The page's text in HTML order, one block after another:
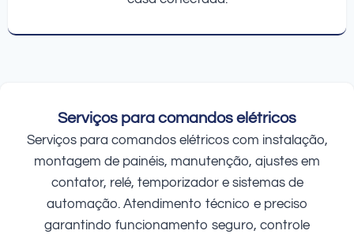
Serviços para comandos elétricos
Serviços para comandos elétricos com instalação,
montagem de painéis, manutenção, ajustes em
contator, relé, temporizador e sistemas de
automação. Atendimento técnico e preciso
garantindo funcionamento seguro, controle